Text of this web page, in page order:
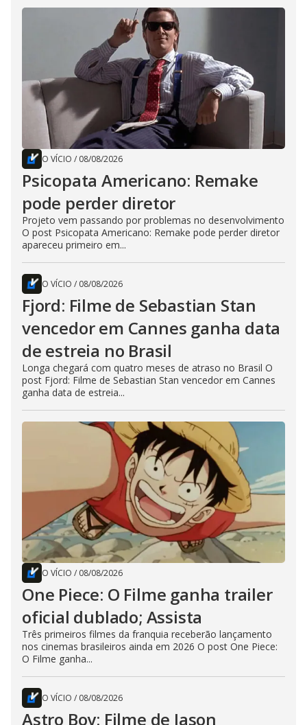
O VÍCIO / 08/08/2026
Psicopata Americano: Remake
pode perder diretor
Projeto vem passando por problemas no desenvolvimento
O post Psicopata Americano: Remake pode perder diretor
apareceu primeiro em...
O VÍCIO / 08/08/2026
Fjord: Filme de Sebastian Stan
vencedor em Cannes ganha data
de estreia no Brasil
Longa chegará com quatro meses de atraso no Brasil O
post Fjord: Filme de Sebastian Stan vencedor em Cannes
ganha data de estreia...
O VÍCIO / 08/08/2026
One Piece: O Filme ganha trailer
oficial dublado; Assista
Três primeiros filmes da franquia receberão lançamento
nos cinemas brasileiros ainda em 2026 O post One Piece:
O Filme ganha...
O VÍCIO / 08/08/2026
Astro Boy: Filme de Jason